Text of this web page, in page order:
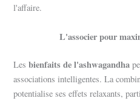
l'affaire.
L'associer pour
Lesbienfaits de l'ashwagandha
associations intelligentes. La
potentialise ses effets relaxants,